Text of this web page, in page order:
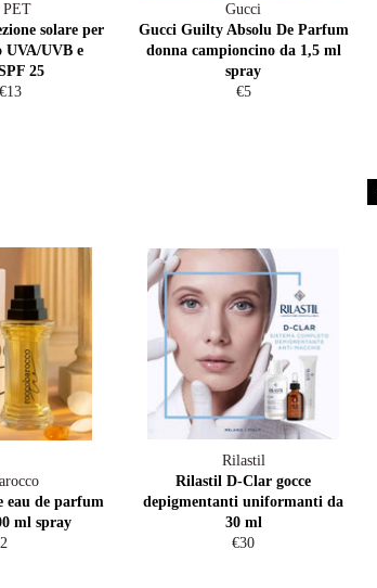
PET
solare per
UVB e
25
Sale
€13
Gucci
Gucci Guilty Absolu De Parfum
donna campioncino da 1,5 ml
spray
Regular
€5
eau de parfum
ml spray
Rilastil
Rilastil D-Clar gocce
depigmentanti uniformanti da
30 ml
Regular
€30